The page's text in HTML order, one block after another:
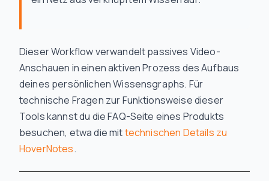
Dieser Workflow verwandelt passives Video-
Anschauen in einen aktiven Prozess des Aufbaus
deines persönlichen Wissensgraphs. Für
technische Fragen zur Funktionsweise dieser
Tools kannst du die FAQ-Seite eines Produkts
besuchen, etwa die mittechnischen Details zu
HoverNotes.